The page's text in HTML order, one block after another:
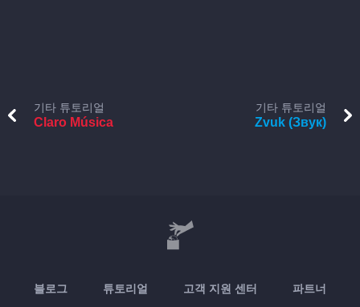
기타 튜토리얼
Claro Música
기타 튜토리얼
Zvuk (Звук)
블로그 튜토리얼 고객 지원 센터 파트너